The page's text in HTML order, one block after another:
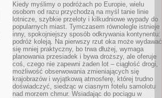
Kiedy myślimy o podróżach po Europie, wielu
osobom od razu przychodzą na myśl tanie linie
lotnicze, szybkie przeloty i kilkudniowe wypady do
popularnych miast. Tymczasem równolegle istnieje
inny, spokojniejszy sposób odkrywania kontynentu:
podróż koleją. Na pierwszy rzut oka może wydawać
się mniej praktyczny, bo trwa dłużej, wymaga
planowania przesiadek i bywa droższy, ale oferuje
coś, czego nie zapewni żaden lot – ciągłość drogi,
możliwość obserwowania zmieniających się
krajobrazów i wyjątkową atmosferę, której trudno
doświadczyć, siedząc w ciasnym fotelu samolotu
nad morzem chmur. Wsiadając do pociągu w